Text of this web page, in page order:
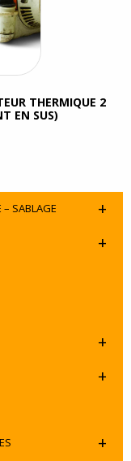
+
SABLAGE
+
+
+
+
THERMIQUE 2
EN SUS)